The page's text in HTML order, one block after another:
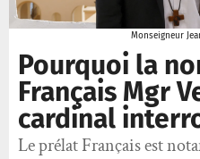
Monseigneur
Pourquoi la
Français Mgr
cardinal
Le prélat Français est